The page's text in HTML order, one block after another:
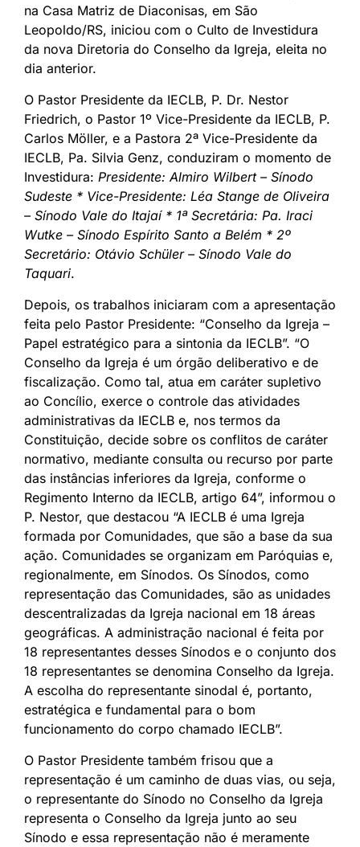
na Casa Matriz de Diaconisas, em São
Leopoldo/RS, iniciou com o Culto de Investidura
da nova Diretoria do Conselho da Igreja, eleita no
dia anterior.
O Pastor Presidente da IECLB, P. Dr. Nestor
Friedrich, o Pastor 1º Vice-Presidente da IECLB, P.
Carlos Möller, e a Pastora 2ª Vice-Presidente da
IECLB, Pa. Silvia Genz, conduziram o momento de
Investidura: Presidente: Almiro Wilbert – Sínodo
Sudeste * Vice-Presidente: Léa Stange de Oliveira
– Sínodo Vale do Itajaí * 1ª Secretária: Pa. Iraci
Wutke – Sínodo Espírito Santo a Belém * 2º
Secretário: Otávio Schüler – Sínodo Vale do
Taquari.
Depois, os trabalhos iniciaram com a apresentação
feita pelo Pastor Presidente: “Conselho da Igreja –
Papel estratégico para a sintonia da IECLB”. “O
Conselho da Igreja é um órgão deliberativo e de
fiscalização. Como tal, atua em caráter supletivo
ao Concílio, exerce o controle das atividades
administrativas da IECLB e, nos termos da
Constituição, decide sobre os conflitos de caráter
normativo, mediante consulta ou recurso por parte
das instâncias inferiores da Igreja, conforme o
Regimento Interno da IECLB, artigo 64”, informou o
P. Nestor, que destacou “A IECLB é uma Igreja
formada por Comunidades, que são a base da sua
ação. Comunidades se organizam em Paróquias e,
regionalmente, em Sínodos. Os Sínodos, como
representação das Comunidades, são as unidades
descentralizadas da Igreja nacional em 18 áreas
geográficas. A administração nacional é feita por
18 representantes desses Sínodos e o conjunto dos
18 representantes se denomina Conselho da Igreja.
A escolha do representante sinodal é, portanto,
estratégica e fundamental para o bom
funcionamento do corpo chamado IECLB”.
O Pastor Presidente também frisou que a
representação é um caminho de duas vias, ou seja,
o representante do Sínodo no Conselho da Igreja
representa o Conselho da Igreja junto ao seu
Sínodo e essa representação não é meramente